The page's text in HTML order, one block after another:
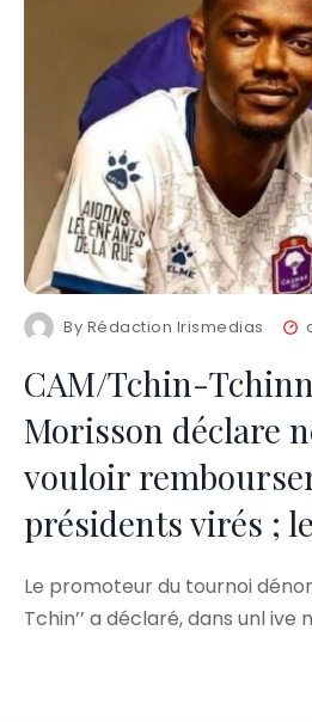
By Rédaction Irismedias
CAM/Tchin-
Morisson déclare
vouloir
présidents virés ;
Le promoteur du tournoi
Tchin’’ a déclaré, dans unl ive